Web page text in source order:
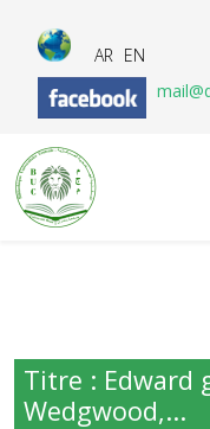
AR EN
Titre : Edward
Wedgwood,...